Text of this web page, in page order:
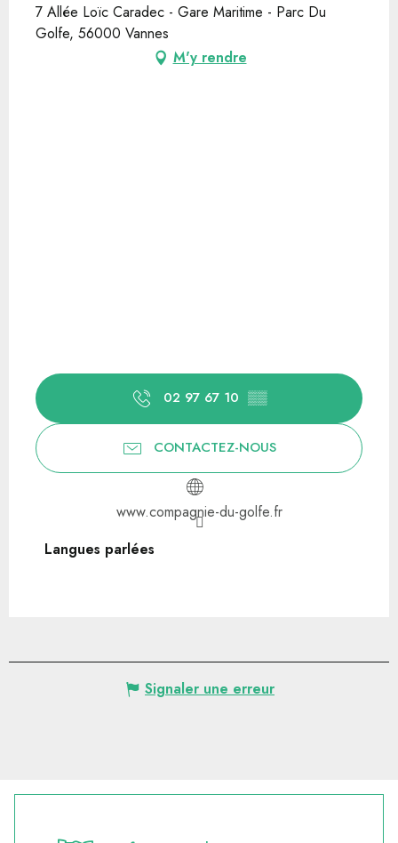
7 Allée Loïc Caradec - Gare Maritime - Parc Du
Golfe, 56000 Vannes
M'y rendre
02 97 67 10 ▒▒
CONTACTEZ-NOUS
www.compagnie-du-golfe.fr
Langues parlées
Langues parlées
Signaler une erreur